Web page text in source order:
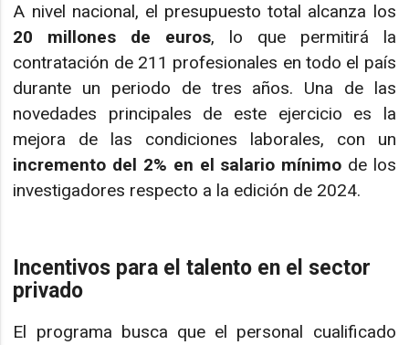
A nivel nacional, el presupuesto total alcanza los
20 millones de euros, lo que permitirá la
contratación de 211 profesionales en todo el país
durante un periodo de tres años. Una de las
novedades principales de este ejercicio es la
mejora de las condiciones laborales, con un
incremento del 2% en el salario mínimo de los
investigadores respecto a la edición de 2024.
Incentivos para el talento en el sector
privado
El programa busca que el personal cualificado